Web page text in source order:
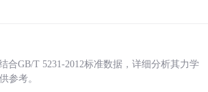
合GB/T 5231-2012标准数据，详细分析其力学
参考。